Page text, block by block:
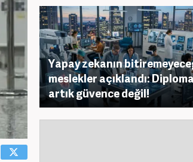
Yapay zekanın
meslekler açıklandı:
artık güvence değil!